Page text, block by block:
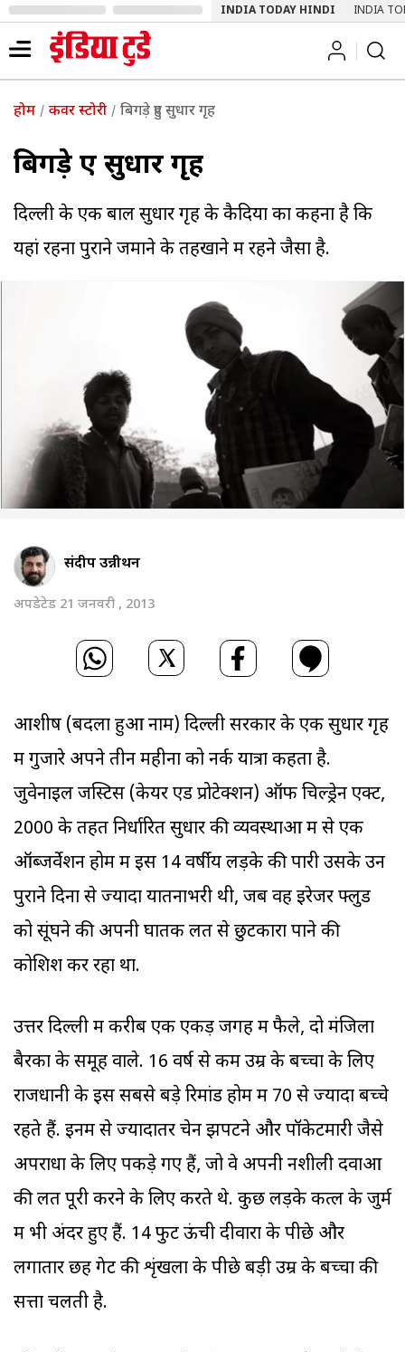
INDIA TODAY HINDI INDIA
होम कवर स्टोरी बिगड़े हुए सुधार गृह
बिगड़े हुए सुधार गृह
दिल्ली के एक बाल सुधार गृह के कैदियों का कहना है कि
यहां रहना पुराने जमाने के तहखाने में रहने जैसा है.
संदीप उन्नीथन
अपडेटेड 21 जनवरी , 2013
आशीष (बदला हुआ नाम) दिल्ली सरकार के एक सुधार गृह
में गुजारे अपने तीन महीनों को नर्क यात्रा कहता है.
जुवेनाइल जस्टिस (केयर ऐंड प्रोटेक्शन) ऑफ चिल्ड्रेन एक्ट,
2000 के तहत निर्धारित सुधार की व्यवस्थाओं में से एक
ऑब्जर्वेशन होम में इस 14 वर्षीय लड़के की पारी उसके उन
पुराने दिनों से ज्यादा यातनाभरी थी, जब वह इरेजर फ्लुड
को सूंघने की अपनी घातक लत से छुटकारा पाने की
कोशिश कर रहा था.
उत्तर दिल्ली में करीब एक एकड़ जगह में फैले, दो मंजिला
बैरकों के समूह वाले. 16 वर्ष से कम उम्र के बच्चों के लिए
राजधानी के इस सबसे बड़े रिमांड होम में 70 से ज्यादा बच्चे
रहते हैं. इनमें से ज्यादातर चेन झपटने और पॉकेटमारी जैसे
अपराधों के लिए पकड़े गए हैं, जो वे अपनी नशीली दवाओं
की लत पूरी करने के लिए करते थे. कुछ लड़के कत्ल के जुर्म
में भी अंदर हुए हैं. 14 फुट ऊंची दीवारों के पीछे और
लगातार छह गेट की शृंखला के पीछे बड़ी उम्र के बच्चों की
सत्ता चलती है.